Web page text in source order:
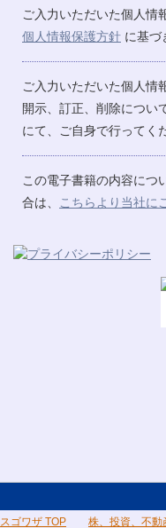
ご入力いただいた個人情
個人情報保護方針 に基づ
ご入力いただいた個人情
開示、訂正、削除につい
にて、ご自身で行ってく
この電子書籍の内容につ
合は、
こちらより当社に
スゴワザ TOP 株、投資、不動